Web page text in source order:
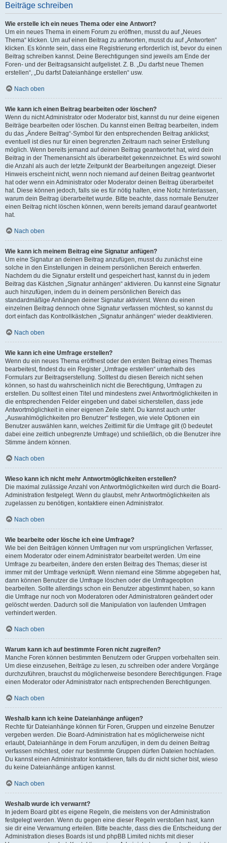
Beiträge schreiben
Wie erstelle ich ein neues Thema oder eine Antwort?
Um ein neues Thema in einem Forum zu eröffnen, musst du auf „Neues
Thema“ klicken. Um auf einen Beitrag zu antworten, musst du auf „Antworten“
klicken. Es könnte sein, dass eine Registrierung erforderlich ist, bevor du einen
Beitrag schreiben kannst. Deine Berechtigungen sind jeweils am Ende der
Foren- und der Beitragsansicht aufgelistet. Z. B. „Du darfst neue Themen
erstellen“, „Du darfst Dateianhänge erstellen“ usw.
Nach oben
Wie kann ich einen Beitrag bearbeiten oder löschen?
Wenn du nicht Administrator oder Moderator bist, kannst du nur deine eigenen
Beiträge bearbeiten oder löschen. Du kannst einen Beitrag bearbeiten, indem
du das „Ändere Beitrag“-Symbol für den entsprechenden Beitrag anklickst;
eventuell ist dies nur für einen begrenzten Zeitraum nach seiner Erstellung
möglich. Wenn bereits jemand auf deinen Beitrag geantwortet hat, wird dein
Beitrag in der Themenansicht als überarbeitet gekennzeichnet. Es wird sowohl
die Anzahl als auch der letzte Zeitpunkt der Bearbeitungen angezeigt. Dieser
Hinweis erscheint nicht, wenn noch niemand auf deinen Beitrag geantwortet
hat oder wenn ein Administrator oder Moderator deinen Beitrag überarbeitet
hat. Diese können jedoch, falls sie es für nötig halten, eine Notiz hinterlassen,
warum dein Beitrag überarbeitet wurde. Bitte beachte, dass normale Benutzer
einen Beitrag nicht löschen können, wenn bereits jemand darauf geantwortet
hat.
Nach oben
Wie kann ich meinem Beitrag eine Signatur anfügen?
Um eine Signatur an deinen Beitrag anzufügen, musst du zunächst eine
solche in den Einstellungen in deinem persönlichen Bereich entwerfen.
Nachdem du die Signatur erstellt und gespeichert hast, kannst du in jedem
Beitrag das Kästchen „Signatur anhängen“ aktivieren. Du kannst eine Signatur
auch hinzufügen, indem du in deinem persönlichen Bereich das
standardmäßige Anhängen deiner Signatur aktivierst. Wenn du einen
einzelnen Beitrag dennoch ohne Signatur verfassen möchtest, so kannst du
dort einfach das Kontrollkästchen „Signatur anhängen“ wieder deaktivieren.
Nach oben
Wie kann ich eine Umfrage erstellen?
Wenn du ein neues Thema eröffnest oder den ersten Beitrag eines Themas
bearbeitest, findest du ein Register „Umfrage erstellen“ unterhalb des
Formulars zur Beitragserstellung. Solltest du diesen Bereich nicht sehen
können, so hast du wahrscheinlich nicht die Berechtigung, Umfragen zu
erstellen. Du solltest einen Titel und mindestens zwei Antwortmöglichkeiten in
die entsprechenden Felder eingeben und dabei sicherstellen, dass jede
Antwortmöglichkeit in einer eigenen Zeile steht. Du kannst auch unter
„Auswahlmöglichkeiten pro Benutzer“ festlegen, wie viele Optionen ein
Benutzer auswählen kann, welches Zeitlimit für die Umfrage gilt (0 bedeutet
dabei eine zeitlich unbegrenzte Umfrage) und schließlich, ob die Benutzer ihre
Stimme ändern können.
Nach oben
Wieso kann ich nicht mehr Antwortmöglichkeiten erstellen?
Die maximal zulässige Anzahl von Antwortmöglichkeiten wird durch die Board-
Administration festgelegt. Wenn du glaubst, mehr Antwortmöglichkeiten als
zugelassen zu benötigen, kontaktiere einen Administrator.
Nach oben
Wie bearbeite oder lösche ich eine Umfrage?
Wie bei den Beiträgen können Umfragen nur vom ursprünglichen Verfasser,
einem Moderator oder einem Administrator bearbeitet werden. Um eine
Umfrage zu bearbeiten, ändere den ersten Beitrag des Themas; dieser ist
immer mit der Umfrage verknüpft. Wenn niemand eine Stimme abgegeben hat,
dann können Benutzer die Umfrage löschen oder die Umfrageoption
bearbeiten. Sollte allerdings schon ein Benutzer abgestimmt haben, so kann
die Umfrage nur noch von Moderatoren oder Administratoren geändert oder
gelöscht werden. Dadurch soll die Manipulation von laufenden Umfragen
verhindert werden.
Nach oben
Warum kann ich auf bestimmte Foren nicht zugreifen?
Manche Foren können bestimmten Benutzern oder Gruppen vorbehalten sein.
Um diese einzusehen, Beiträge zu lesen, zu schreiben oder andere Vorgänge
durchzuführen, brauchst du möglicherweise besondere Berechtigungen. Frage
einen Moderator oder Administrator nach entsprechenden Berechtigungen.
Nach oben
Weshalb kann ich keine Dateianhänge anfügen?
Rechte für Dateianhänge können für Foren, Gruppen und einzelne Benutzer
vergeben werden. Die Board-Administration hat es möglicherweise nicht
erlaubt, Dateianhänge in dem Forum anzufügen, in dem du deinen Beitrag
verfassen möchtest, oder nur bestimmte Gruppen dürfen Dateien hochladen.
Du kannst einen Administrator kontaktieren, falls du dir nicht sicher bist, wieso
du keine Dateianhänge anfügen kannst.
Nach oben
Weshalb wurde ich verwarnt?
In jedem Board gibt es eigene Regeln, die meistens von der Administration
festgelegt werden. Wenn du gegen eine dieser Regeln verstoßen hast, kann
sie dir eine Verwarnung erteilen. Bitte beachte, dass dies die Entscheidung der
Administration dieses Boards ist und phpBB Limited nichts mit dieser